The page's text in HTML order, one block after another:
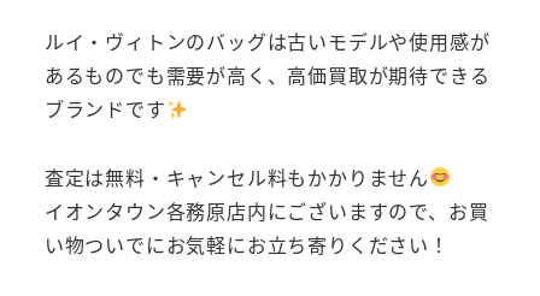
ルイ・ヴィトンのバッグは古いモデルや使用感が
あるものでも需要が高く、高価買取が期待できる
ブランドです
査定は無料・キャンセル料もかかりません
イオンタウン各務原店内にございますので、お買
い物ついでにお気軽にお立ち寄りください！